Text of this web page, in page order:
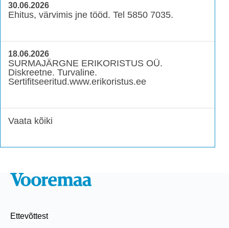
30.06.2026
Ehitus, värvimis jne tööd. Tel 5850 7035.
18.06.2026
SURMAJÄRGNE ERIKORISTUS OÜ.
Diskreetne. Turvaline.
Sertifitseeritud.www.erikoristus.ee
Vaata kõiki
Ettevõttest